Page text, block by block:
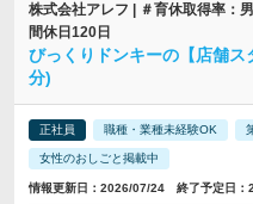
株式会社アレフ | ＃育休取得率：
間休日120日
びっくりドンキーの【店舗ス
分)
正社員 職種・業種未経験OK
女性のおしごと掲載中
情報更新日：2026/07/24 終了予定日：